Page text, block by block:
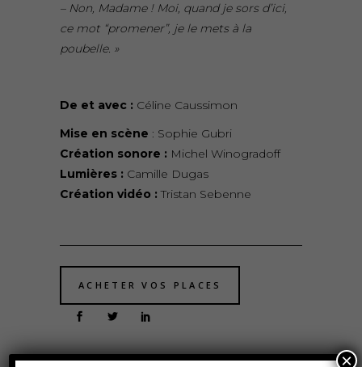
– Non, Madame ! Moi, quand je sors d’ici,
ce mot “promener”, je le mets à la
poubelle. »
De et avec : Céline Caussimon
Mise en scène : Sophie Gubri
Création sonore : Michel Winogradoff
Lumières : Camille Dugas
Création vidéo : Tristan Sebenne
ACHETER VOS PLACES
×